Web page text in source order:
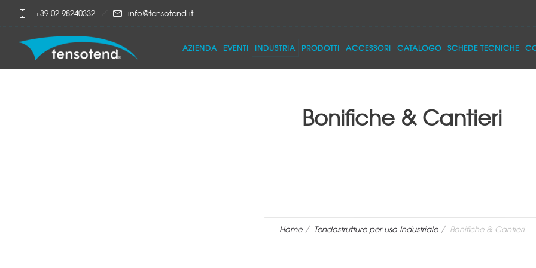
+39 02.98240332 info@tensotend.it
AZIENDA EVENTI INDUSTRIA PRODOTTI ACCESSORI CATALOGO SCHEDE TECNICHE
Bonifiche & Cantieri
Home Tendostrutture per uso Industriale Bonifiche & Cantieri